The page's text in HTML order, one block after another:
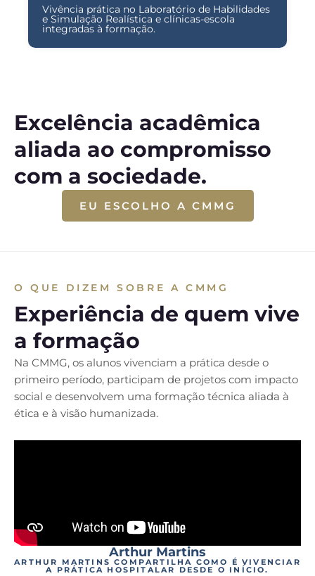
Vivência prática no Laboratório de Habilidades
e Simulação Realística e clínicas-escola
integradas à formação.
Excelência acadêmica
aliada ao compromisso
com a sociedade.
EU ESCOLHO A CMMG
O QUE DIZEM SOBRE A CMMG
Experiência de quem vive
a formação
Na CMMG, os alunos vivenciam a prática desde o
primeiro período, participam de projetos com impacto
social e desenvolvem uma formação técnica aliada à
ética e à visão humanizada.
Arthur Martins
ARTHUR MARTINS COMPARTILHA COMO É VIVENCIAR
A PRÁTICA HOSPITALAR DESDE O INÍCIO.